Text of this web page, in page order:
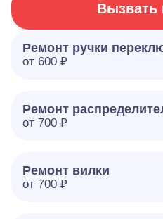
Вызвать
Ремонт ручки
от 600 ₽
Ремонт
от 700 ₽
Ремонт вилки
от 700 ₽